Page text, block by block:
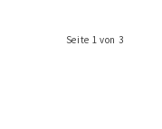
Seite 1 von 3